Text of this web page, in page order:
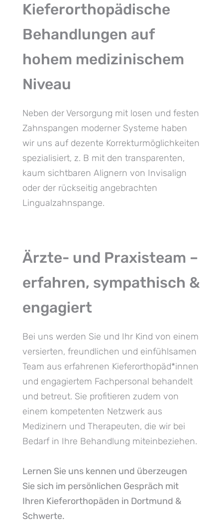
Kieferorthopädische
Behandlungen auf
hohem medizinischem
Niveau
Neben der Versorgung mit losen und festen
Zahnspangen moderner Systeme haben
wir uns auf dezente Korrekturmöglichkeiten
spezialisiert, z. B mit den transparenten,
kaum sichtbaren Alignern von Invisalign
oder der rückseitig angebrachten
Lingualzahnspange.
Ärzte- und Praxisteam –
erfahren, sympathisch &
engagiert
Bei uns werden Sie und Ihr Kind von einem
versierten, freundlichen und einfühlsamen
Team aus erfahrenen Kieferorthopäd*innen
und engagiertem Fachpersonal behandelt
und betreut. Sie profitieren zudem von
einem kompetenten Netzwerk aus
Medizinern und Therapeuten, die wir bei
Bedarf in Ihre Behandlung miteinbeziehen.
Lernen Sie uns kennen und überzeugen
Sie sich im persönlichen Gespräch mit
Ihren Kieferorthopäden in Dortmund &
Schwerte.